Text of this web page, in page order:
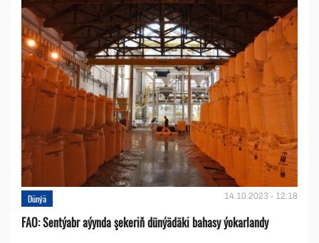
Dünýä 14.10.2023 - 12:18
FAO: Sentýabr aýynda şekeriň dünýädäki bahasy ýokarlandy